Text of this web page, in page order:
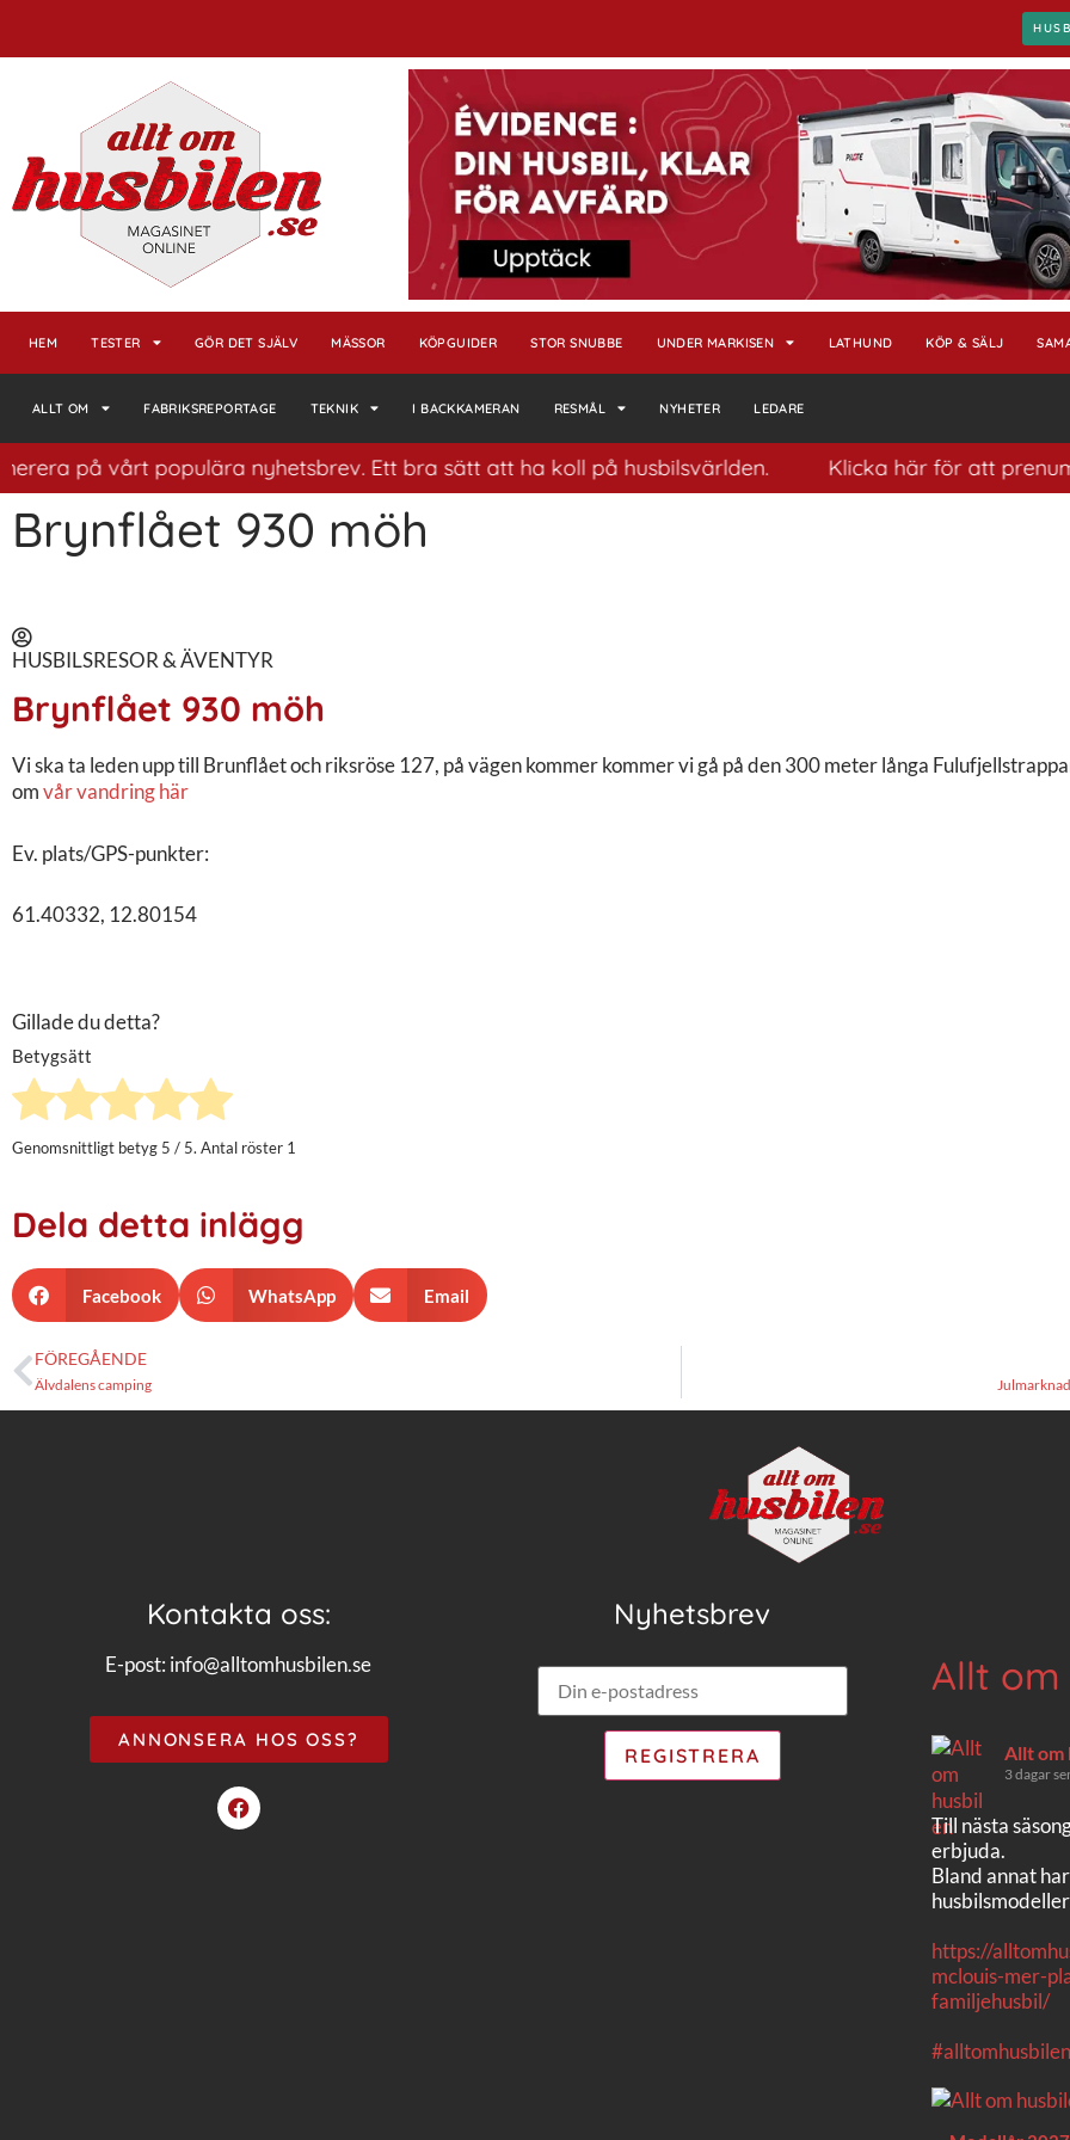
HEM TESTER GÖR DET SJÄLV MÄSSOR KÖPGUIDER STOR SNUBBE UNDER MARKISEN LATHUND KÖP & SÄLJ
ALLT OM FABRIKSREPORTAGE TEKNIK I BACKKAMERAN RESMÅL NYHETER LEDARE
på vårt populära nyhetsbrev. Ett bra sätt att ha koll på husbilsvärlden. Klicka här för att
Brynflået 930 möh
HUSBILSRESOR & ÄVENTYR
Brynflået 930 möh
Vi ska ta leden upp till Brunflået och riksröse 127, på vägen kommer kommer vi gå på den 300 meter långa
omvår vandring här
Ev. plats/GPS-punkter:
61.40332, 12.80154
Gillade du detta?
Betygsätt
Genomsnittligt betyg 5 / 5. Antal röster 1
Dela detta inlägg
Facebook WhatsApp Email
FÖREGÅENDE
Älvdalens camping
Kontakta oss:
E-post: info@alltomhusbilen.se
ANNONSERA HOS OSS?
Nyhetsbrev
Allt om
Allt om
3 dagar
Till nästa
erbjuda.
Bland annat
https://
mclouis-mer-
familjehusbil/
#alltomhusbilen